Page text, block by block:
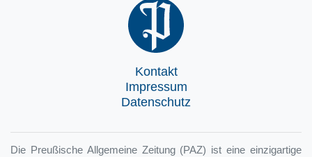
Kontakt
Impressum
Datenschutz
Die Preußische Allgemeine Zeitung (PAZ) ist eine einzigartige